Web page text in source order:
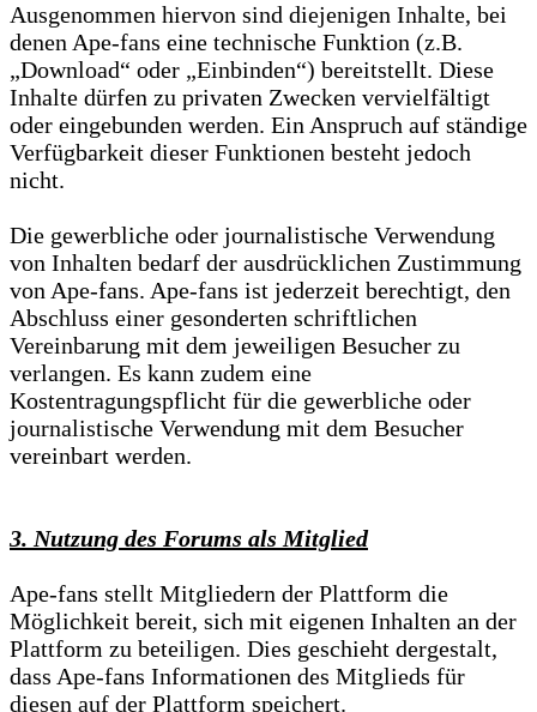
Ausgenommen hiervon sind diejenigen Inhalte, bei
denen Ape-fans eine technische Funktion (z.B.
„Download“ oder „Einbinden“) bereitstellt. Diese
Inhalte dürfen zu privaten Zwecken vervielfältigt
oder eingebunden werden. Ein Anspruch auf ständige
Verfügbarkeit dieser Funktionen besteht jedoch
nicht.
Die gewerbliche oder journalistische Verwendung
von Inhalten bedarf der ausdrücklichen Zustimmung
von Ape-fans. Ape-fans ist jederzeit berechtigt, den
Abschluss einer gesonderten schriftlichen
Vereinbarung mit dem jeweiligen Besucher zu
verlangen. Es kann zudem eine
Kostentragungspflicht für die gewerbliche oder
journalistische Verwendung mit dem Besucher
vereinbart werden.
3. Nutzung des Forums als Mitglied
Ape-fans stellt Mitgliedern der Plattform die
Möglichkeit bereit, sich mit eigenen Inhalten an der
Plattform zu beteiligen. Dies geschieht dergestalt,
dass Ape-fans Informationen des Mitglieds für
diesen auf der Plattform speichert.